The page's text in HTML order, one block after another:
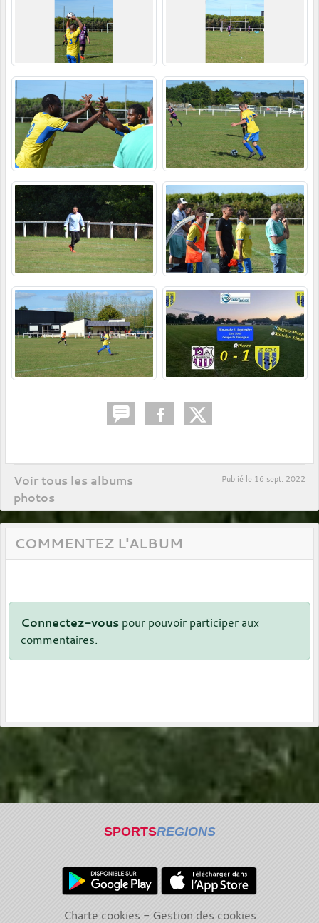
Voir tous les albums
photos
Publié le 16 sept. 2022
COMMENTEZ L'ALBUM
Connectez-vous pour pouvoir participer aux
commentaires.
SPORTSREGIONS
Charte cookies
Gestion des cookies